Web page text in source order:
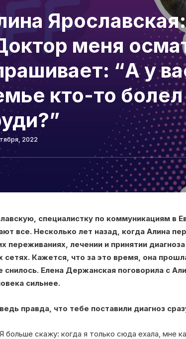
Ярославская:
меня
“А у
кто-то
2022
специалистку по коммуникациям в
все. Несколько лет назад, когда Алина
переживаниях, лечении и принятии
сетях. Кажется, что за это время, она
снилось. Елена Держанская поговорила с
сильнее.
правда, что тебе поставили диагноз
больше скажу: когда я только сюда ехала, мне